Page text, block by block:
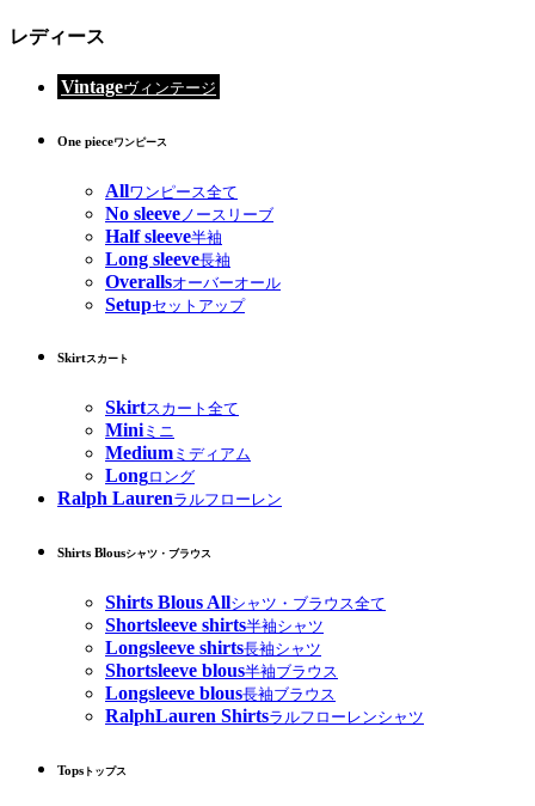
レディース
Vintageヴィンテージ
One pieceワンピース
Allワンピース全て
No sleeve ノースリーブ
Half sleeve半袖
Long sleeve長袖
Overallsオーバーオール
Setupセットアップ
Skirtスカート
Skirtスカート全て
Miniミニ
Medium ミディアム
Longロング
Ralph Laurenラルフローレン
Shirts Blousシャツ・ブラウス
Shirts Blous Allシャツ・ブラウス全て
Shortsleeve shirts半袖シャツ
Longsleeve shirts長袖シャツ
Shortsleeve blous半袖ブラウス
Longsleeve blous長袖ブラウス
RalphLauren Shirtsラルフローレンシャツ
Tops トップス